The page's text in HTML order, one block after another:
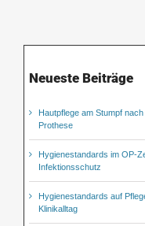
Neueste Beiträge
Hautpflege am Stumpf
Prothese
Hygienestandards im OP-
Infektionsschutz
Hygienestandards auf
Klinikalltag